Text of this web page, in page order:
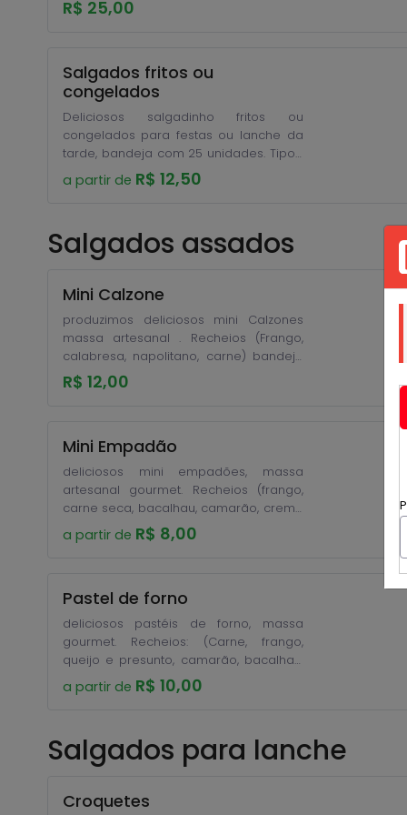
25 unidades
R$ 25,00
Salgados fritos ou
congelados
Deliciosos salgadinho fritos ou
congelados para festas ou lanche da
tarde, bandeja com 25 unidades. Tipos:
(coxinha, quibe, rissoles, enroladinho de
salsicha, bolinha de queijo, bolinha de
queijo c/azeitona,
a partir de R$ 12,50
Salgados assados
Mini Calzone
produzimos deliciosos mini Calzones
massa artesanal . Recheios (Frango,
calabresa, napolitano, carne) bandeja
com 12 unidades. Encomende com 1 dia
de antecedência
R$ 12,00
Mini Empadão
deliciosos mini empadões, massa
artesanal gourmet. Recheios (frango,
carne seca, bacalhau, camarão, creme
de palmito). Encomende com 1 dia de
antecedência.
a partir de R$ 8,00
Pastel de forno
deliciosos pastéis de forno, massa
gourmet. Recheios: (Carne, frango,
queijo e presunto, camarão, bacalhau,
carne seca) Bandeja com 12 unidades
.Encomende com 1 dia de
a partir de R$ 10,00
Salgados para lanche
Croquetes